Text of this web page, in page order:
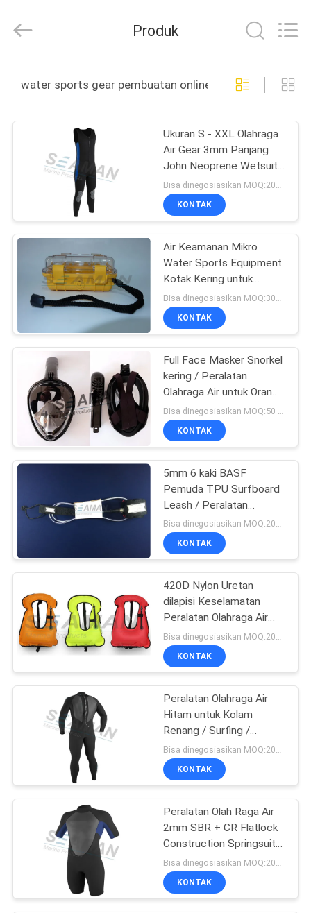
PRODUK
VIDEO
TENTANG
KAMI
PABRIK
KONTROL
KUALITAS
COMPANY
NEWS
PRIVACY
Marine
Co.,Ltd..
Reserved.
Produk
water sports gear pembuatan online
Ukuran S - XXL Olahraga
Air Gear 3mm Panjang
John Neoprene Wetsuit
Untuk Kayak
Bisa dinegosiasikan MOQ:200pcs
KONTAK
Air Keamanan Mikro
Water Sports Equipment
Kotak Kering untuk
menyelam IP67
KONTAK
Full Face Masker Snorkel
kering / Peralatan
Olahraga Air untuk Orang
Dewasa dan Remaja
KONTAK
5mm 6 kaki BASF
Pemuda TPU Surfboard
Leash / Peralatan
Olahraga Air
Bisa dinegosiasikan MOQ:200pcs
KONTAK
420D Nylon Uretan
dilapisi Keselamatan
Peralatan Olahraga Air
Rompi Snorkeling
Dewasa
Bisa dinegosiasikan MOQ:200pcs
KONTAK
Peralatan Olahraga Air
Hitam untuk Kolam
Renang / Surfing /
Snorkeling
KONTAK
Peralatan Olah Raga Air
2mm SBR + CR Flatlock
Construction Springsuit
Wetsuits
KONTAK